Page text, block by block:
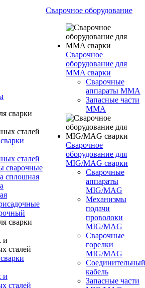
сталей
сварочные
сплошная
и
сталей
Сварочное оборудование
Сварочное
оборудование для
MMA сварки
Сварочные
аппараты MMA
Запасные части
MMA
Сварочное
оборудование для
MIG/MAG сварки
Сварочные
аппараты
MIG/MAG
Механизмы
подачи
проволоки
MIG/MAG
Сварочные
горелки
MIG/MAG
Соединительный
кабель
Запасные части